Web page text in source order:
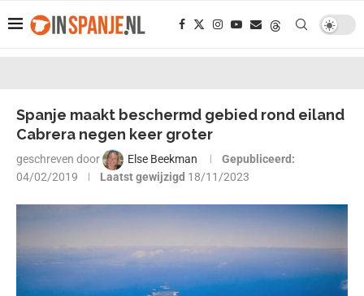
Spanje maakt beschermd gebied rond eiland
Cabrera negen keer groter
geschreven door Else Beekman
Gepubliceerd:
04/02/2019
Laatst gewijzigd 18/11/2023